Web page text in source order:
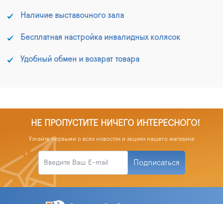
Наличие выставочного зала
Бесплатная настройка инвалидных колясок
Удобный обмен и возврат товара
НЕ ПРОПУСТИТЕ НИЧЕГО ИНТЕРЕСНОГО!
Узнайте первыми о всех новостях и акциях нашего магазина
Подписаться